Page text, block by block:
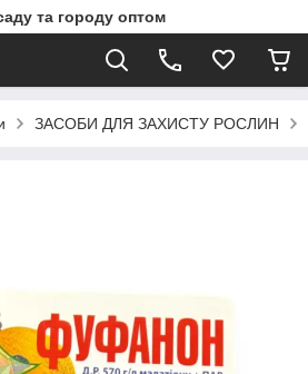
та городу оптом
ЗАСОБИ ДЛЯ ЗАХИСТУ РОСЛИН